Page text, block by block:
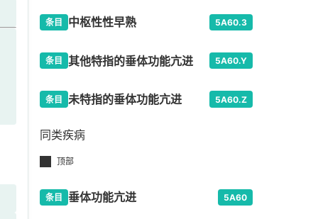
条目 中枢性性早熟 5A60.3
条目 其他特指的垂体功能亢进 5A60.Y
条目 未特指的垂体功能亢进 5A60.Z
同类疾病
顶部
条目 垂体功能亢进 5A60